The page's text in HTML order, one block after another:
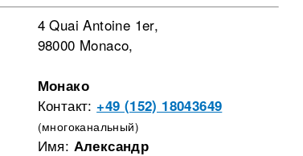
4 Quai Antoine 1er,
98000 Monaco,
Монако
Контакт: +49 (152) 18043649
(многоканальный)
Имя: Александр